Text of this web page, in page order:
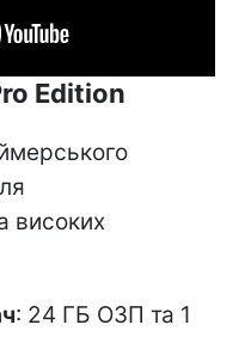
Edition
високих
: 24 ГБ ОЗП та 1